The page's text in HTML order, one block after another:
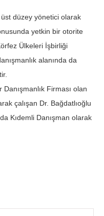
düzey yönetici olarak
yetkin bir otorite
Ülkeleri İşbirliği
alanında da
Firması olan
çalışan Dr. Bağdatlıoğlu
Kıdemli Danışman olarak